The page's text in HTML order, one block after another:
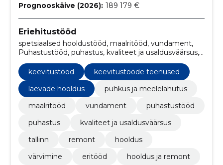
Prognooskäive (2026): 189 179 €
Eriehitustööd
spetsiaalsed hooldustööd, maalritööd, vundament,
Puhastustööd, puhastus, kvaliteet ja usaldusväärsus,
tallinn, remont, hooldus, Värvimine
keevitustööd
keevitustööde teenused
laevade hooldus
puhkus ja meelelahutus
maalritööd
vundament
puhastustööd
puhastus
kvaliteet ja usaldusväärsus
tallinn
remont
hooldus
värvimine
eritööd
hooldus ja remont